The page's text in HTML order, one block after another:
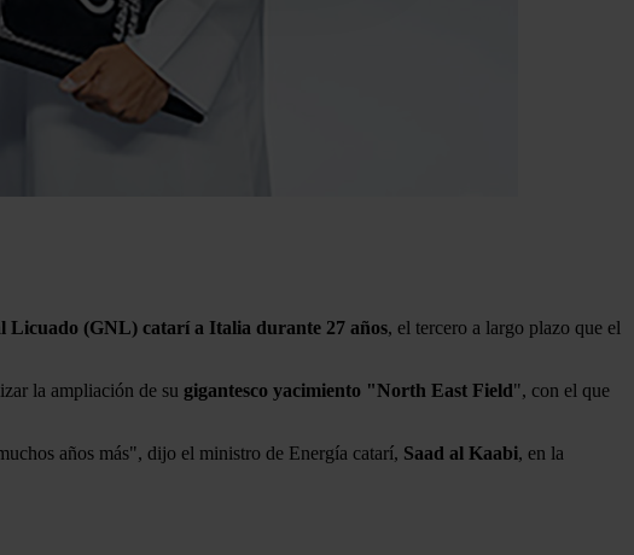
que les haya proporcionado o
Licuado (GNL) catarí a Italia durante 27 años, el tercero a largo plazo que el
la ampliación de su gigantesco yacimiento "North East Field", con el que
años más", dijo el ministro de Energía catarí, Saad al Kaabi, en la